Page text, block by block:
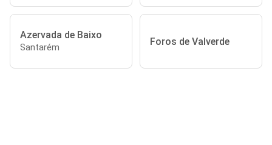
Azervada de Baixo
Santarém Foros de Valverde